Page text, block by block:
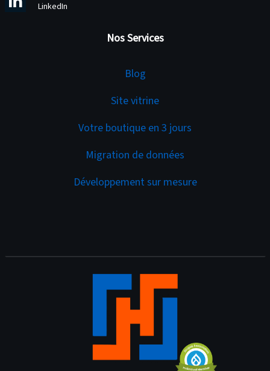
LinkedIn
Nos Services
Blog
Site vitrine
Votre boutique en 3 jours
Migration de données
Développement sur mesure